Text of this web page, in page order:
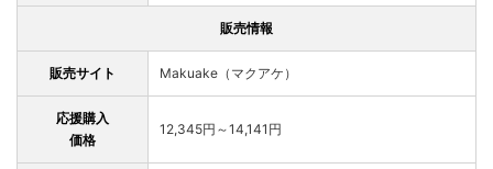
販売情報
販売サイト Makuake（マクアケ）
応援購入
価格
12,345円～14,141円